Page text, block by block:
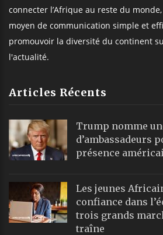
connecter l’Afrique au reste du
moyen de communication simple et
promouvoir la diversité du continent
l'actualité.
Articles Récents
Trump nomme
d’ambassadeurs
présence
Les jeunes
confiance dans
trois grands
traîne